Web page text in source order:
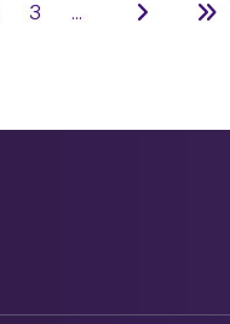
3 ...